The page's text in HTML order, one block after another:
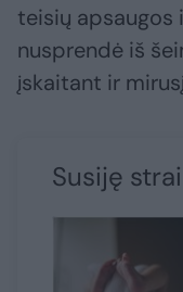
teisių apsaugos
nusprendė iš
įskaitant ir
Susiję